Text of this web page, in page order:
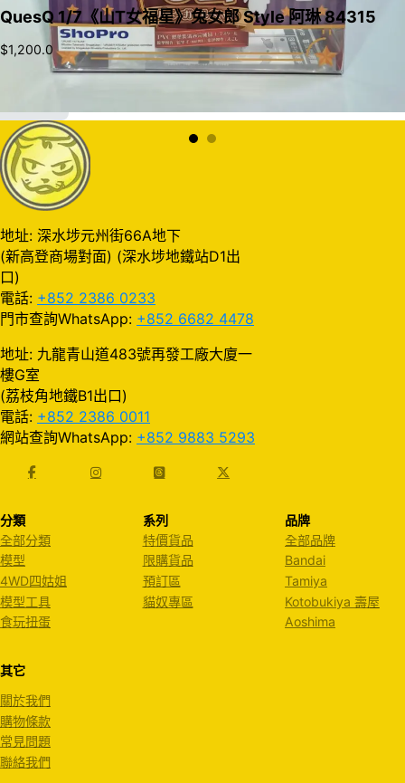
QuesQ 1/7《山T女福星》兔女郎 Style 阿琳 84315
$1,200.0
地址: 深水埗元州街66A地下
(新高登商場對面) (深水埗地鐵站D1出
口)
電話: +852 2386 0233
門市查詢WhatsApp: +852 6682 4478
地址: 九龍青山道483號再發工廠大廈一
樓G室
(荔枝角地鐵B1出口)
電話: +852 2386 0011
網站查詢WhatsApp: +852 9883 5293
分類
全部分類
模型
4WD四姑姐
模型工具
食玩扭蛋
系列
特價貨品
限購貨品
預訂區
貓奴專區
品牌
全部品牌
Bandai
Tamiya
Kotobukiya 壽屋
Aoshima
其它
關於我們
購物條款
常見問題
聯絡我們